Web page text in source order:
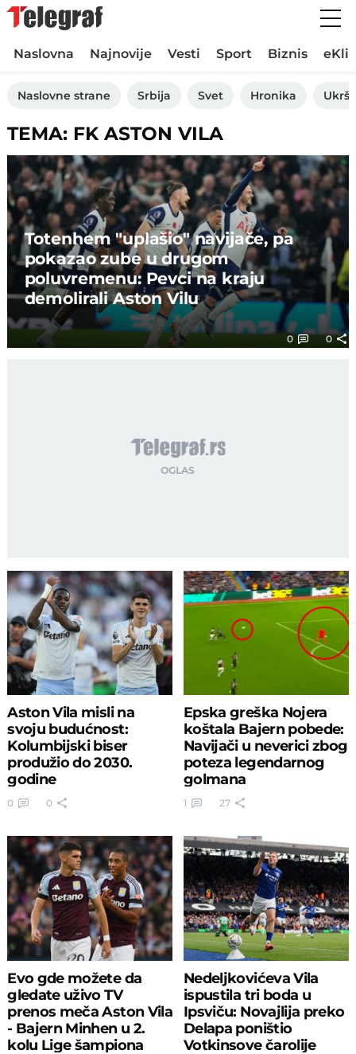
Naslovna Najnovije Vesti Sport Biznis
Naslovne strane Srbija Svet Hronika
TEMA: FK ASTON VILA
Totenhem "uplašio" navijače, pa
pokazao zube u drugom
poluvremenu: Pevci na kraju
demolirali Aston Vilu
0 0
Aston Vila misli na
svoju budućnost:
Kolumbijski biser
produžio do 2030.
godine
0 0
Epska greška Nojera
koštala Bajern pobede:
Navijači u neverici zbog
poteza legendarnog
golmana
1 27
Evo gde možete da
gledate uživo TV
prenos meča Aston Vila
- Bajern Minhen u 2.
kolu Lige šampiona
Nedeljkovićeva Vila
ispustila tri boda u
Ipsviču: Novajlija preko
Delapa poništio
Votkinsove čarolije